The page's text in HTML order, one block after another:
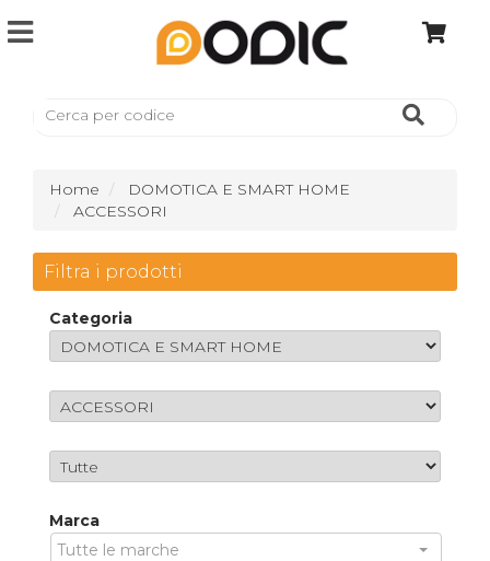
Home
DOMOTICA E SMART HOME
ACCESSORI
Filtra i prodotti
Categoria
Marca
Tutte le marche